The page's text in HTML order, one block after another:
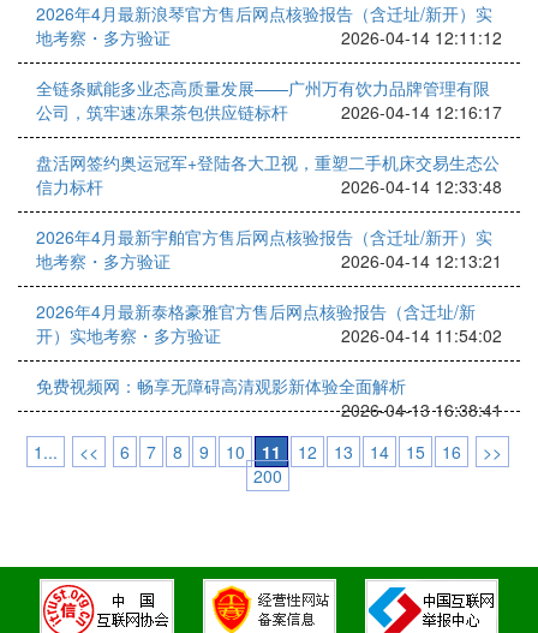
2026年4月最新浪琴官方售后网点核验报告（含迁址/新开）实
地考察・多方验证
2026-04-14 12:11:12
全链条赋能多业态高质量发展——广州万有饮力品牌管理有限
公司，筑牢速冻果茶包供应链标杆
2026-04-14 12:16:17
盘活网签约奥运冠军+登陆各大卫视，重塑二手机床交易生态公
信力标杆
2026-04-14 12:33:48
2026年4月最新宇舶官方售后网点核验报告（含迁址/新开）实
地考察・多方验证
2026-04-14 12:13:21
2026年4月最新泰格豪雅官方售后网点核验报告（含迁址/新
开）实地考察・多方验证
2026-04-14 11:54:02
免费视频网：畅享无障碍高清观影新体验全面解析
2026-04-13 16:38:41
1...
<< 6 7 8 9 10 11 12 13 14 15 16
>>
200